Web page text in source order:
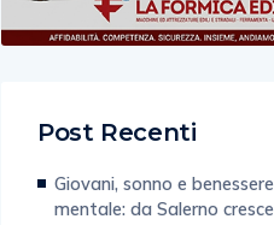
Post Recenti
Giovani, sonno e benessere
mentale: da Salerno cresce